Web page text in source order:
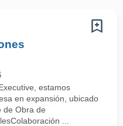
estamos
en expansión, ubicado
de Obra de
...